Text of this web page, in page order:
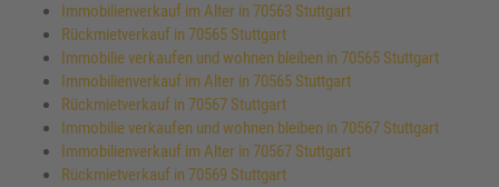
Immobilienverkauf im Alter in 70563 Stuttgart
Rückmietverkauf in 70565 Stuttgart
Immobilie verkaufen und wohnen bleiben in 70565 Stuttgart
Immobilienverkauf im Alter in 70565 Stuttgart
Rückmietverkauf in 70567 Stuttgart
Immobilie verkaufen und wohnen bleiben in 70567 Stuttgart
Immobilienverkauf im Alter in 70567 Stuttgart
Rückmietverkauf in 70569 Stuttgart